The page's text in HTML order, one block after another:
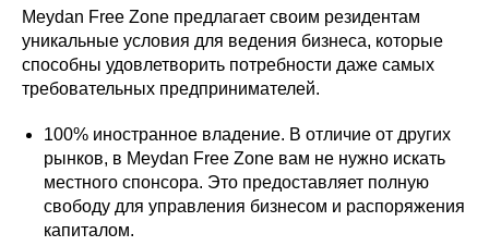
Meydan Free Zone предлагает своим резидентам
уникальные условия для ведения бизнеса, которые
способны удовлетворить потребности даже самых
требовательных предпринимателей.
100% иностранное владение. В отличие от других
рынков, в Meydan Free Zone вам не нужно искать
местного спонсора. Это предоставляет полную
свободу для управления бизнесом и распоряжения
капиталом.